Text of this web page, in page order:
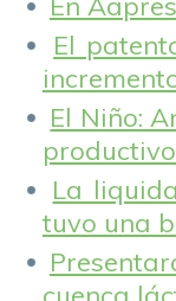
El
El Niño:
La
tuvo una